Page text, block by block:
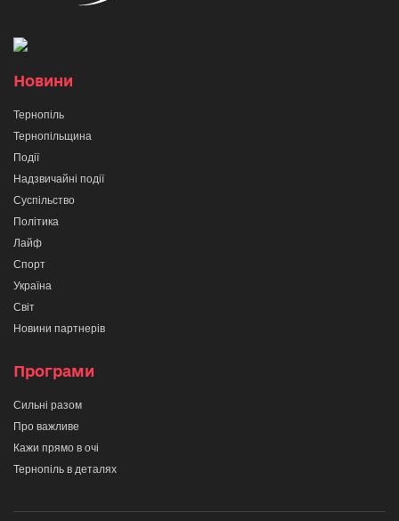
Новини
Тернопіль
Тернопільщина
Події
Надзвичайні події
Суспільство
Політика
Лайф
Спорт
Україна
Світ
Новини партнерів
Програми
Сильні разом
Про важливе
Кажи прямо в очі
Тернопіль в деталях